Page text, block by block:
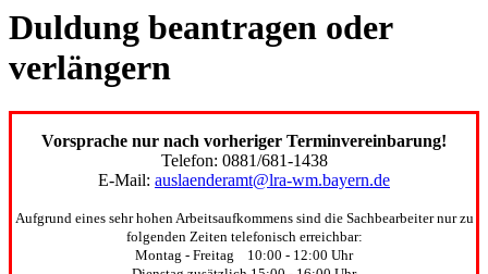
Duldung beantragen oder
verlängern
Vorsprache nur nach vorheriger Terminvereinbarung!
Telefon: 0881/681-1438
E-Mail: auslaenderamt@lra-wm.bayern.de
Aufgrund eines sehr hohen Arbeitsaufkommens sind die Sachbearbeiter nur zu
folgenden Zeiten telefonisch erreichbar:
Montag - Freitag 10:00 - 12:00 Uhr